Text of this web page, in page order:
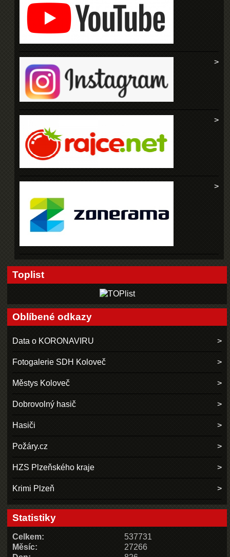
Toplist
Oblíbené odkazy
Data o KORONAVIRU
Fotogalerie SDH Koloveč
Městys Koloveč
Dobrovolný hasič
Hasiči
Požáry.cz
HZS Plzeňského kraje
Krimi Plzeň
Statistiky
Celkem:
537731
Měsíc:
27266